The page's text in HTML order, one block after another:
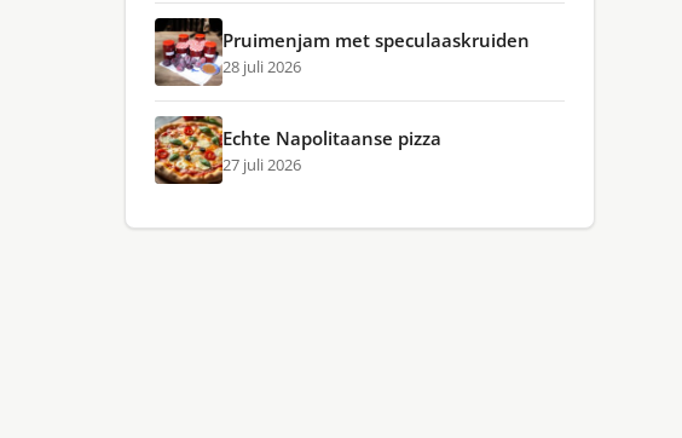
Pruimenjam met speculaaskruiden
28 juli 2026
Echte Napolitaanse pizza
27 juli 2026